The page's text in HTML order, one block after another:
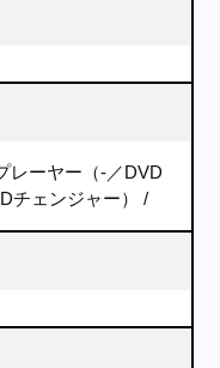
レーヤー（-／DVD
チェンジャー）